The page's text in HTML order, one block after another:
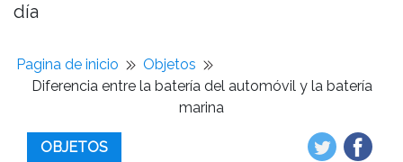
día
Pagina de inicio
Objetos
Diferencia entre la batería del automóvil y la batería
marina
OBJETOS